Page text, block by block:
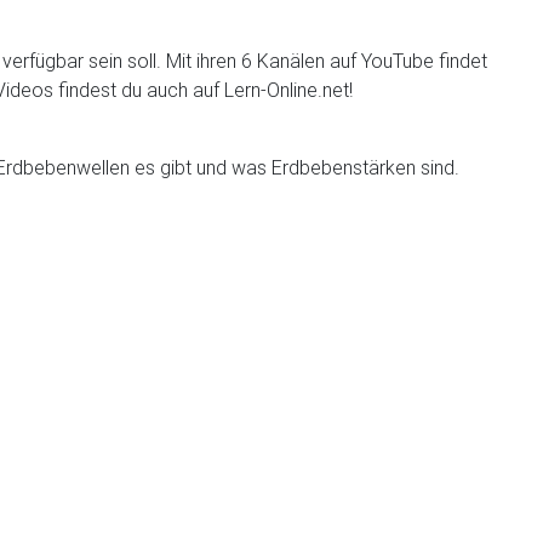
sein soll. Mit ihren 6 Kanälen auf YouTube findet
findest du auch auf Lern-Online.net!
es gibt und was Erdbebenstärken sind.